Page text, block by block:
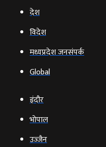
देश
विदेश
मध्यप्रदेश जनसंपर्क
Global
इंदौर
भोपाल
उज्‍जैन